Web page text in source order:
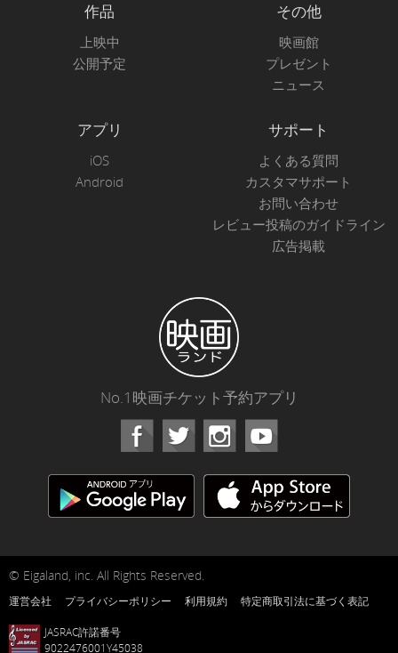
作品
上映中
公開予定
その他
映画館
プレゼント
ニュース
アプリ
iOS
Android
サポート
よくある質問
カスタマサポート
お問い合わせ
レビュー投稿のガイドライン
広告掲載
No.1映画チケット予約アプリ
Facebook Instagram
© Eigaland, inc. All Rights Reserved.
運営会社 プライバシーポリシー 利用規約 特定商取引法に基づく表記
JASRAC許諾番号
9022476001Y45038